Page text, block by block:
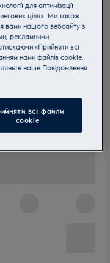
для оптимізації
цілях. Ми також
вами нашого вебсайту з
рекламними
«Прийняти всі
нами файлів cookie.
наше Пoвідомлення
всі файли
сookie